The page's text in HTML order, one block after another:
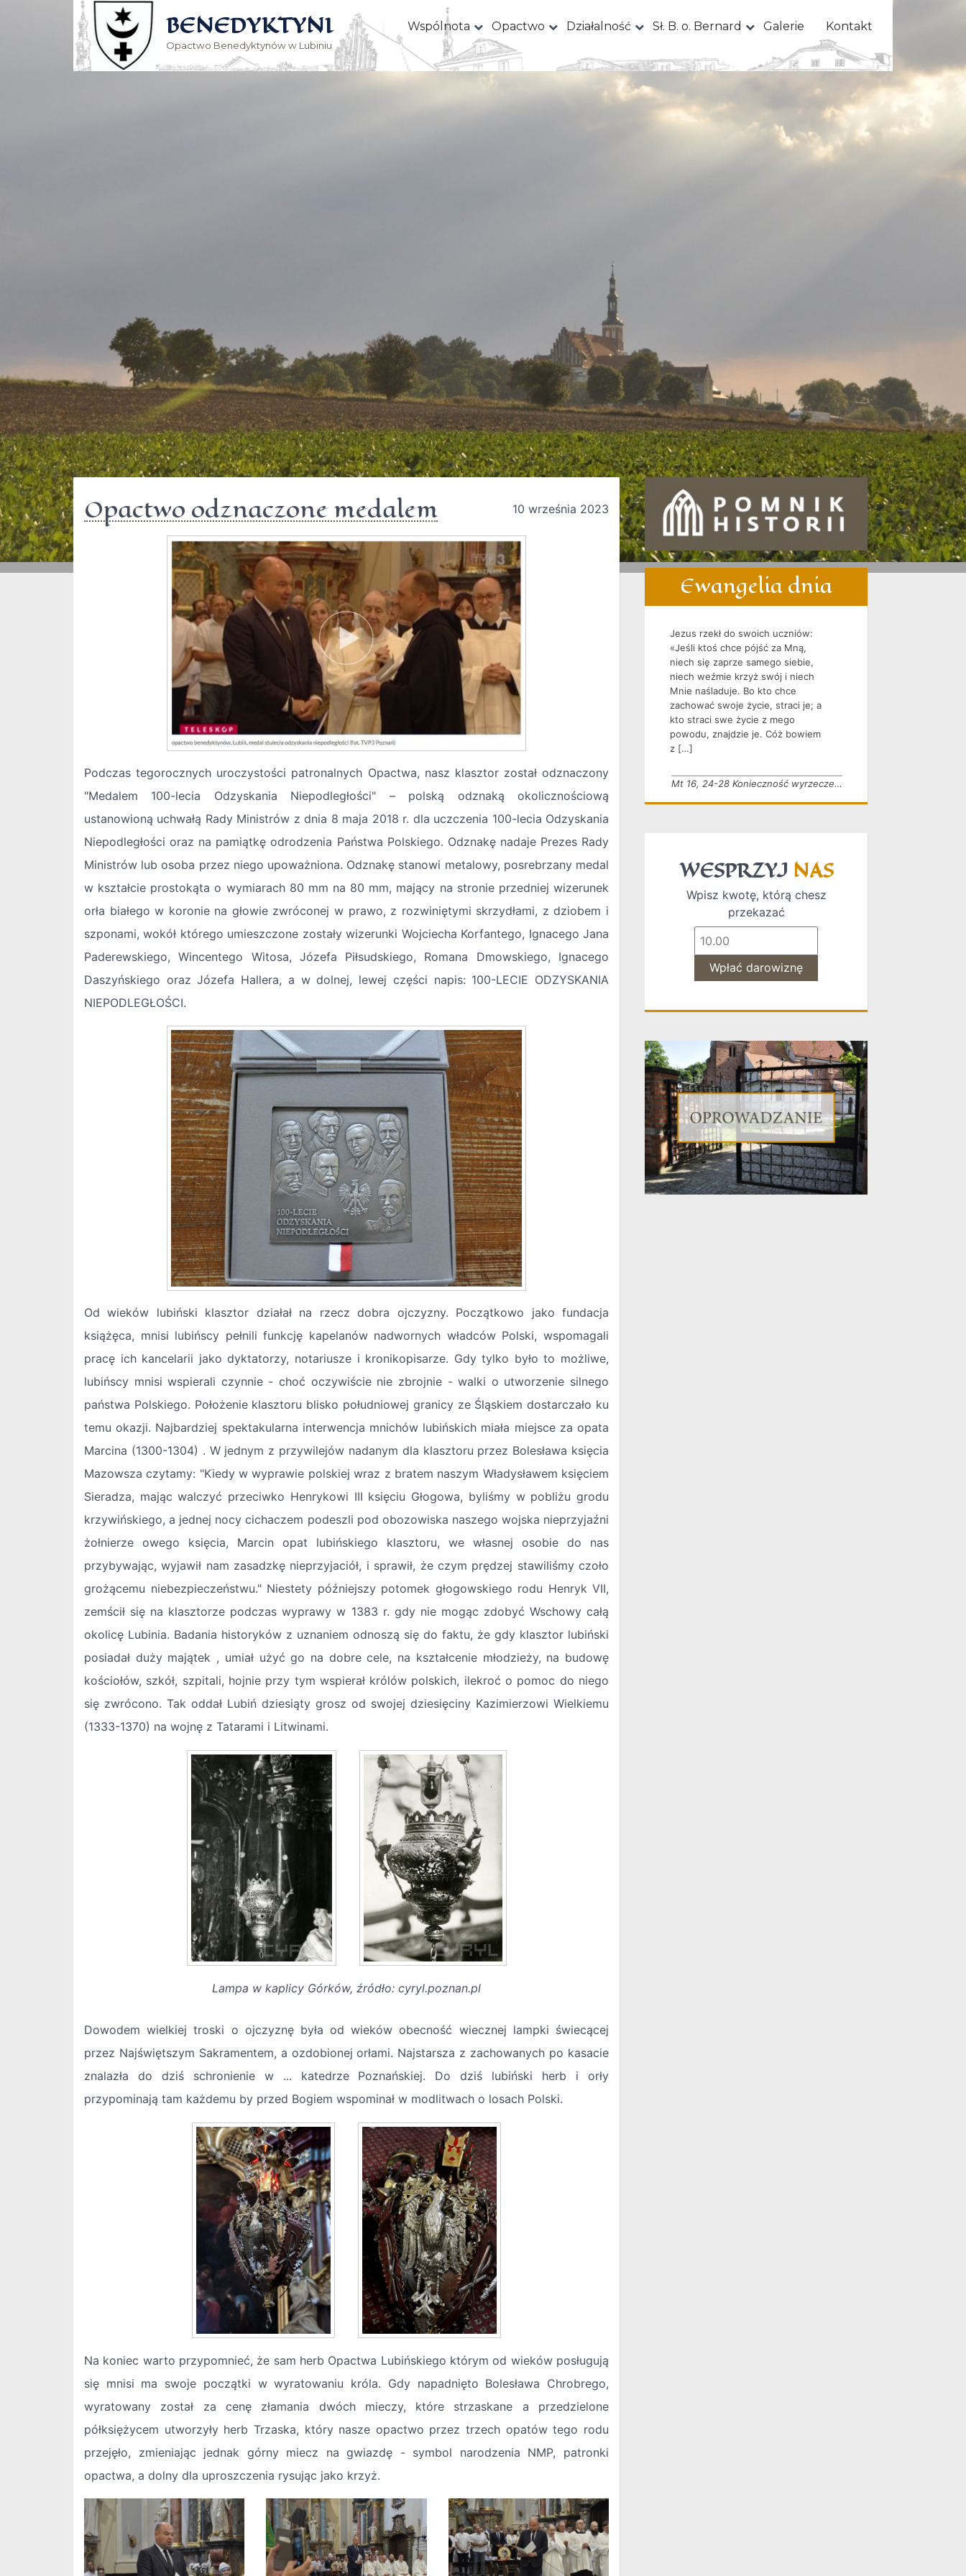
BENEDYKTYNI
Opactwo Benedyktynów w Lubiniu
Wspólnota Opactwo Działalność Sł. B. o. Bernard Galerie Kontakt
Opactwo odznaczone medalem 10 września 2023
Podczas tegorocznych uroczystości patronalnych Opactwa, nasz klasztor został odznaczony
"Medalem 100-lecia Odzyskania Niepodległości" – polską odznaką okolicznościową
ustanowioną uchwałą Rady Ministrów z dnia 8 maja 2018 r. dla uczczenia 100-lecia Odzyskania
Niepodległości oraz na pamiątkę odrodzenia Państwa Polskiego. Odznakę nadaje Prezes Rady
Ministrów lub osoba przez niego upoważniona. Odznakę stanowi metalowy, posrebrzany medal
w kształcie prostokąta o wymiarach 80 mm na 80 mm, mający na stronie przedniej wizerunek
orła białego w koronie na głowie zwróconej w prawo, z rozwiniętymi skrzydłami, z dziobem i
szponami, wokół którego umieszczone zostały wizerunki Wojciecha Korfantego, Ignacego Jana
Paderewskiego, Wincentego Witosa, Józefa Piłsudskiego, Romana Dmowskiego, Ignacego
Daszyńskiego oraz Józefa Hallera, a w dolnej, lewej części napis: 100-LECIE ODZYSKANIA
NIEPODLEGŁOŚCI.
Od wieków lubiński klasztor działał na rzecz dobra ojczyzny. Początkowo jako fundacja
książęca, mnisi lubińscy pełnili funkcję kapelanów nadwornych władców Polski, wspomagali
pracę ich kancelarii jako dyktatorzy, notariusze i kronikopisarze. Gdy tylko było to możliwe,
lubińscy mnisi wspierali czynnie - choć oczywiście nie zbrojnie - walki o utworzenie silnego
państwa Polskiego. Położenie klasztoru blisko południowej granicy ze Śląskiem dostarczało ku
temu okazji. Najbardziej spektakularna interwencja mnichów lubińskich miała miejsce za opata
Marcina (1300-1304) . W jednym z przywilejów nadanym dla klasztoru przez Bolesława księcia
Mazowsza czytamy: "Kiedy w wyprawie polskiej wraz z bratem naszym Władysławem księciem
Sieradza, mając walczyć przeciwko Henrykowi III księciu Głogowa, byliśmy w pobliżu grodu
krzywińskiego, a jednej nocy cichaczem podeszli pod obozowiska naszego wojska nieprzyjaźni
żołnierze owego księcia, Marcin opat lubińskiego klasztoru, we własnej osobie do nas
przybywając, wyjawił nam zasadzkę nieprzyjaciół, i sprawił, że czym prędzej stawiliśmy czoło
grożącemu niebezpieczeństwu." Niestety późniejszy potomek głogowskiego rodu Henryk VII,
zemścił się na klasztorze podczas wyprawy w 1383 r. gdy nie mogąc zdobyć Wschowy całą
okolicę Lubinia. Badania historyków z uznaniem odnoszą się do faktu, że gdy klasztor lubiński
posiadał duży majątek , umiał użyć go na dobre cele, na kształcenie młodzieży, na budowę
kościołów, szkół, szpitali, hojnie przy tym wspierał królów polskich, ilekroć o pomoc do niego
się zwrócono. Tak oddał Lubiń dziesiąty grosz od swojej dziesięciny Kazimierzowi Wielkiemu
(1333-1370) na wojnę z Tatarami i Litwinami.
Lampa w kaplicy Górków, źródło: cyryl.poznan.pl
Dowodem wielkiej troski o ojczyznę była od wieków obecność wiecznej lampki świecącej
przez Najświętszym Sakramentem, a ozdobionej orłami. Najstarsza z zachowanych po kasacie
znalazła do dziś schronienie w ... katedrze Poznańskiej. Do dziś lubiński herb i orły
przypominają tam każdemu by przed Bogiem wspominał w modlitwach o losach Polski.
Na koniec warto przypomnieć, że sam herb Opactwa Lubińskiego którym od wieków posługują
się mnisi ma swoje początki w wyratowaniu króla. Gdy napadnięto Bolesława Chrobrego,
wyratowany został za cenę złamania dwóch mieczy, które strzaskane a przedzielone
półksiężycem utworzyły herb Trzaska, który nasze opactwo przez trzech opatów tego rodu
przejęło, zmieniając jednak górny miecz na gwiazdę - symbol narodzenia NMP, patronki
opactwa, a dolny dla uproszczenia rysując jako krzyż.
Ewangelia dnia
Jezus rzekł do swoich uczniów:
«Jeśli ktoś chce pójść za Mną,
niech się zaprze samego siebie,
niech weźmie krzyż swój i niech
Mnie naśladuje. Bo kto chce
zachować swoje życie, straci je; a
kto straci swe życie z mego
powodu, znajdzie je. Cóż bowiem
z […]
Mt 16, 24-28 Konieczność wyrzeczenia
WESPRZYJ NAS
Wpisz kwotę, którą chesz
przekazać